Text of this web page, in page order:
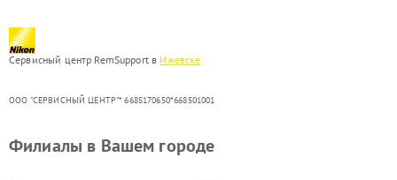
Сервисный центр RemSupport в Ижевске
ООО "СЕРВИСНЫЙ ЦЕНТР"* 6685170650*668501001
Филиалы в Вашем городе